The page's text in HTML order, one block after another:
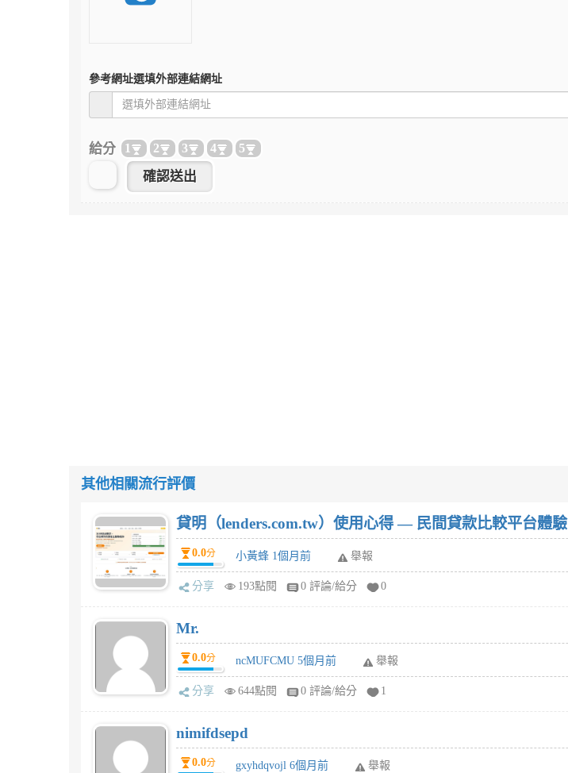
參考網址選填外部連結網址
給分 1 2 3 4 5
其他相關流行評價
貸明（lenders.com.tw）使用心得 — 民間貸款比較平台體驗
0.0分 小黃蜂 1個月前 舉報
分享 193點閱 0 評論/給分 0
Mr.
0.0分 ncMUFCMU 5個月前 舉報
分享 644點閱 0 評論/給分 1
nimifdsepd
0.0分 gxyhdqvojl 6個月前 舉報